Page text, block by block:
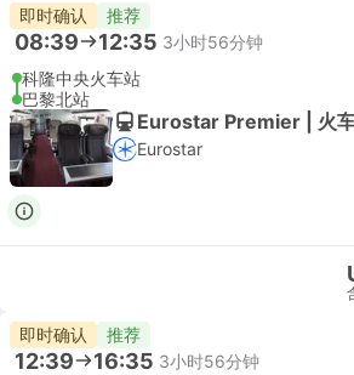
即时确认 推荐
08:39 12:35 3小时56分钟
科隆中央火车站
巴黎北站
Eurostar Premier | 火
Eurostar
即时确认 推荐
12:39 16:35 3小时56分钟